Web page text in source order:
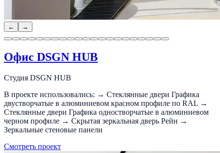
← →
Офис DSGN HUB
Студия DSGN HUB
В проекте использовались: → Стеклянные двери Графика
двустворчатые в алюминиевом красном профиле по RAL →
Стеклянные двери Графика одностворчатые в алюминиевом
черном профиле → Скрытая зеркальная дверь Рейн →
Зеркальные стеновые панели
Смотреть проект